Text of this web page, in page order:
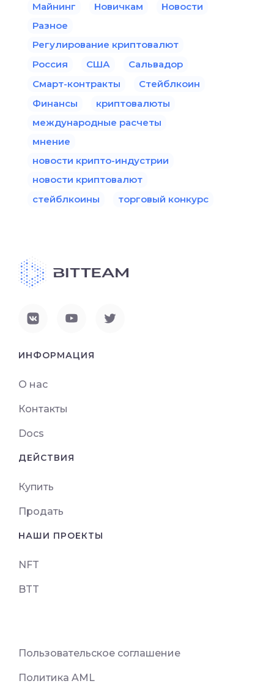
Майнинг
Новичкам
Новости
Разное
Регулирование криптовалют
Россия
США
Сальвадор
Смарт-контракты
Стейблкоин
Финансы
криптовалюты
международные расчеты
мнение
новости крипто-индустрии
новости криптовалют
стейблкоины
торговый конкурс
ИНФОРМАЦИЯ
О нас
Контакты
Docs
ДЕЙСТВИЯ
Купить
Продать
НАШИ ПРОЕКТЫ
NFT
BTT
Пользовательское соглашение
Политика AML